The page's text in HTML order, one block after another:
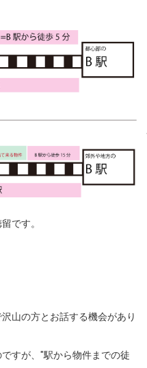
です。
山の方とお話する機会があり
すが、"駅から物件までの徒